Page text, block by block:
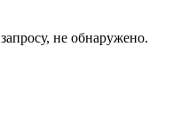
не обнаружено.